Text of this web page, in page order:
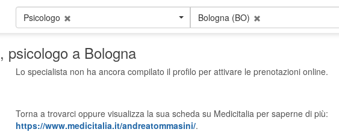
Psicologo Bologna (BO)
, psicologo a Bologna
Lo specialista non ha ancora compilato il profilo per attivare le prenotazioni online.
Torna a trovarci oppure visualizza la sua scheda su Medicitalia per saperne di più:
https://www.medicitalia.it/andreatommasini/.